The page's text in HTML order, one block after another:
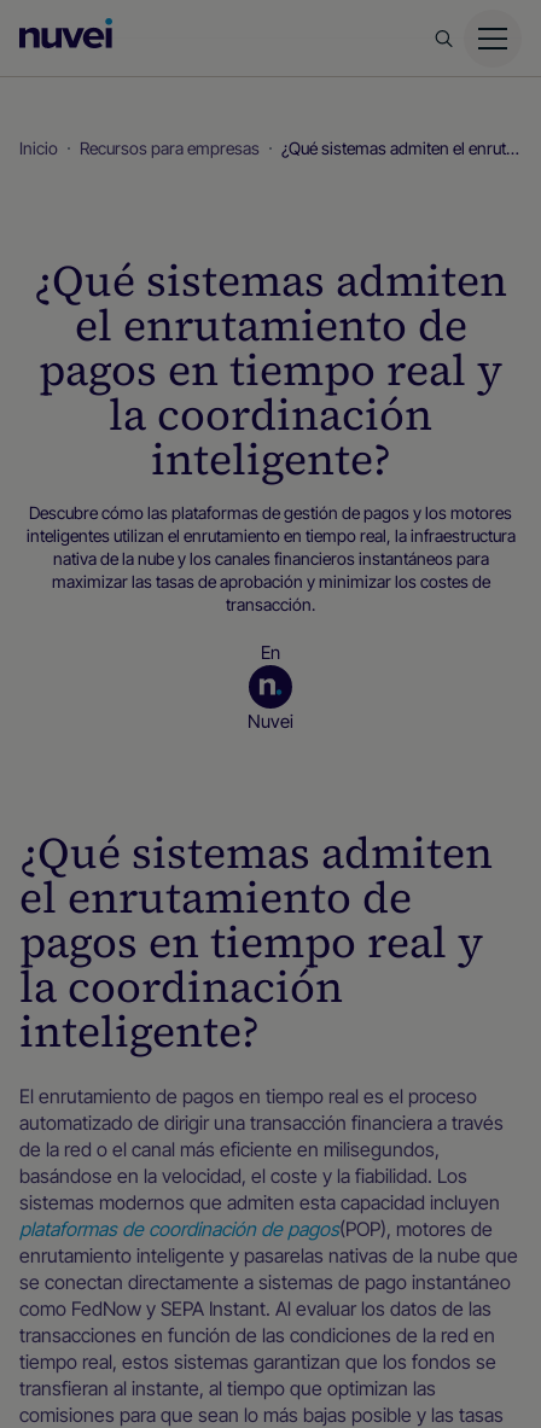
principal
Inicio Recursos para empresas ¿Qué sistemas admiten el enrutamiento de pagos en tiempo real y la coordinación inteligente?
¿Qué sistemas admiten
el enrutamiento de
pagos en tiempo real y
la coordinación
inteligente?
Descubre cómo las plataformas de gestión de pagos y los motores
inteligentes utilizan el enrutamiento en tiempo real, la infraestructura
nativa de la nube y los canales financieros instantáneos para
maximizar las tasas de aprobación y minimizar los costes de
transacción.
En
Nuvei
¿Qué sistemas admiten
el enrutamiento de
pagos en tiempo real y
la coordinación
inteligente?
El enrutamiento de pagos en tiempo real es el proceso
automatizado de dirigir una transacción financiera a través
de la red o el canal más eficiente en milisegundos,
basándose en la velocidad, el coste y la fiabilidad. Los
sistemas modernos que admiten esta capacidad incluyen
plataformas de coordinación de pagos(POP), motores de
enrutamiento inteligente y pasarelas nativas de la nube que
se conectan directamente a sistemas de pago instantáneo
como FedNow y SEPA Instant. Al evaluar los datos de las
transacciones en función de las condiciones de la red en
tiempo real, estos sistemas garantizan que los fondos se
transfieran al instante, al tiempo que optimizan las
comisiones para que sean lo más bajas posible y las tasas